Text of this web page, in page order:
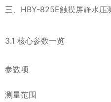
三、HBY-825E触摸屏静水压
3.1 核心参数一览
参数项
测量范围